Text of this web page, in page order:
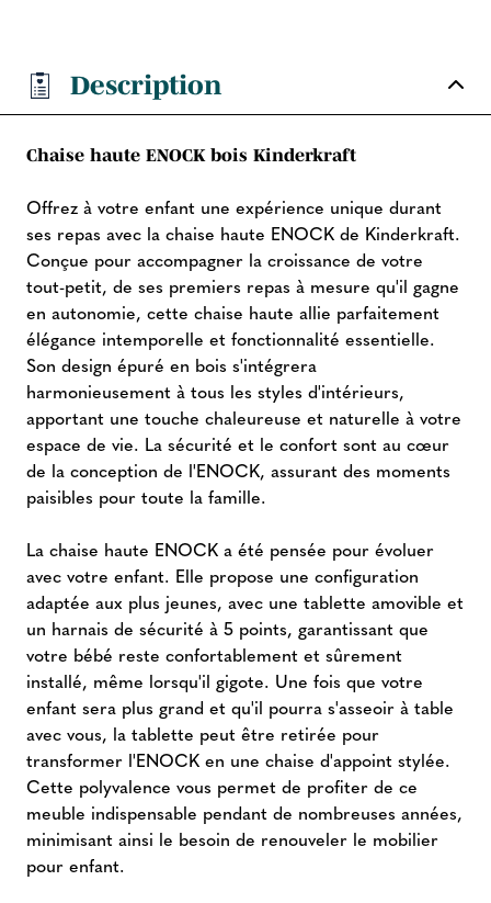
Description
Chaise haute ENOCK bois Kinderkraft
Offrez à votre enfant une expérience unique durant
ses repas avec la chaise haute ENOCK de Kinderkraft.
Conçue pour accompagner la croissance de votre
tout-petit, de ses premiers repas à mesure qu'il gagne
en autonomie, cette chaise haute allie parfaitement
élégance intemporelle et fonctionnalité essentielle.
Son design épuré en bois s'intégrera
harmonieusement à tous les styles d'intérieurs,
apportant une touche chaleureuse et naturelle à votre
espace de vie. La sécurité et le confort sont au cœur
de la conception de l'ENOCK, assurant des moments
paisibles pour toute la famille.
La chaise haute ENOCK a été pensée pour évoluer
avec votre enfant. Elle propose une configuration
adaptée aux plus jeunes, avec une tablette amovible et
un harnais de sécurité à 5 points, garantissant que
votre bébé reste confortablement et sûrement
installé, même lorsqu'il gigote. Une fois que votre
enfant sera plus grand et qu'il pourra s'asseoir à table
avec vous, la tablette peut être retirée pour
transformer l'ENOCK en une chaise d'appoint stylée.
Cette polyvalence vous permet de profiter de ce
meuble indispensable pendant de nombreuses années,
minimisant ainsi le besoin de renouveler le mobilier
pour enfant.